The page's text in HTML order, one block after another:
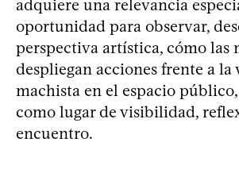
adquiere una relevancia
oportunidad para observar,
perspectiva artística, cómo las
despliegan acciones frente a la
machista en el espacio
como lugar de visibilidad,
encuentro.